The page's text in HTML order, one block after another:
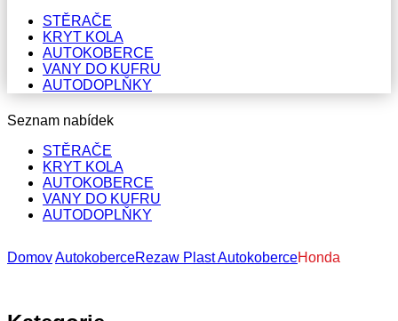
STĚRAČE
KRYT KOLA
AUTOKOBERCE
VANY DO KUFRU
AUTODOPLŇKY
Seznam nabídek
STĚRAČE
KRYT KOLA
AUTOKOBERCE
VANY DO KUFRU
AUTODOPLŇKY
DomovAutokoberceRezaw Plast AutokoberceHonda